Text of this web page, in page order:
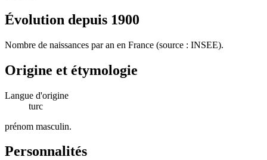
Évolution depuis 1900
Nombre de naissances par an en France (source : INSEE).
Origine et étymologie
Langue d'origine
turc
prénom masculin.
Personnalités